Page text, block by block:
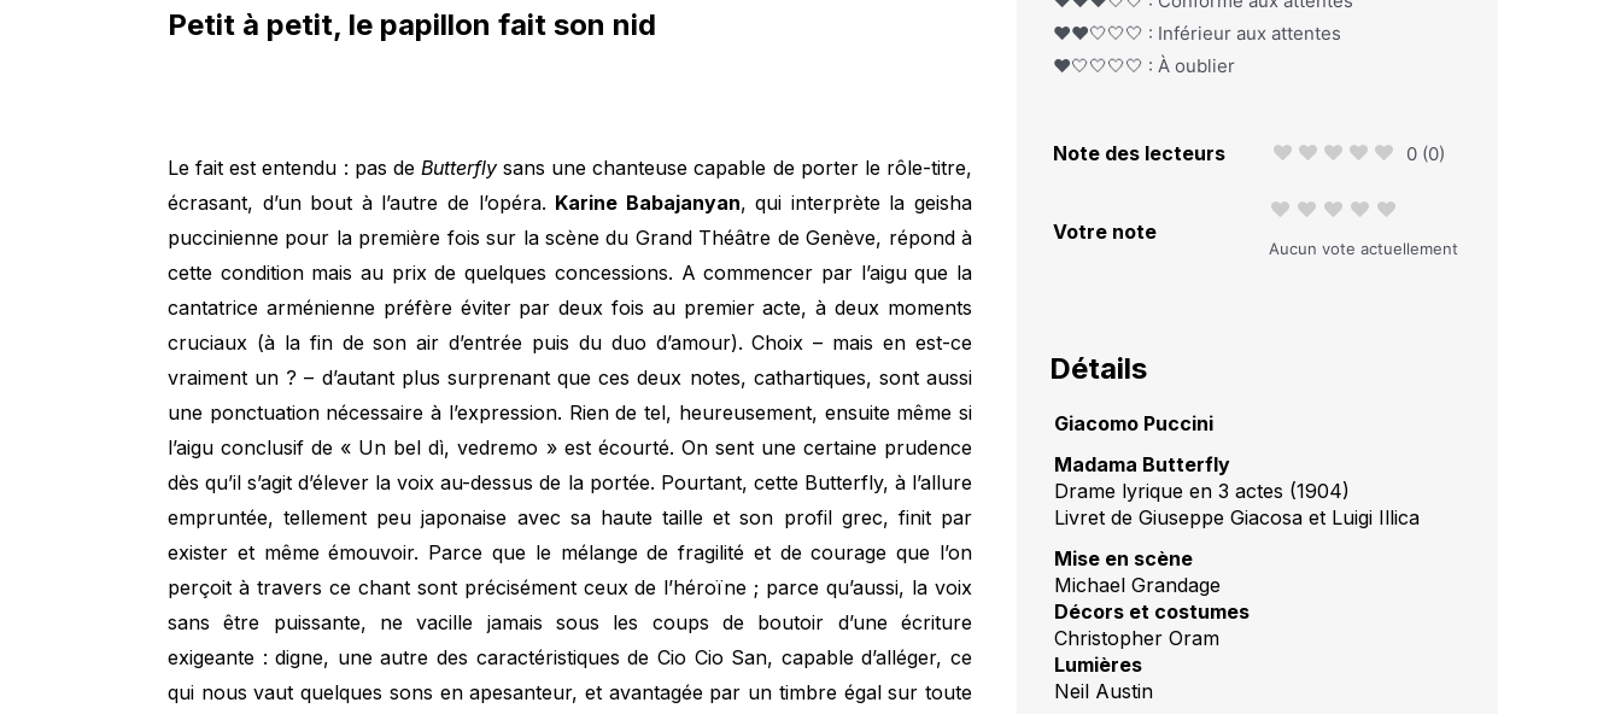
Petit à petit, le papillon fait son nid
Le fait est entendu : pas de Butterflysans une chanteuse capable de porter le rôle-titre,
écrasant, d’un bout à l’autre de l’opéra. Karine Babajanyan, qui interprète la geisha
puccinienne pour la première fois sur la scène du Grand Théâtre de Genève, répond à
cette condition mais au prix de quelques concessions. A commencer par l’aigu que la
cantatrice arménienne préfère éviter par deux fois au premier acte, à deux moments
cruciaux (à la fin de son air d’entrée puis du duo d’amour). Choix – mais en est-ce
vraiment un ? – d’autant plus surprenant que ces deux notes, cathartiques, sont aussi
une ponctuation nécessaire à l’expression. Rien de tel, heureusement, ensuite même si
l’aigu conclusif de « Un bel dì, vedremo » est écourté. On sent une certaine prudence
dès qu’il s’agit d’élever la voix au-dessus de la portée. Pourtant, cette Butterfly, à l’allure
empruntée, tellement peu japonaise avec sa haute taille et son profil grec, finit par
exister et même émouvoir. Parce que le mélange de fragilité et de courage que l’on
perçoit à travers ce chant sont précisément ceux de l’héroïne ; parce qu’aussi, la voix
sans être puissante, ne vacille jamais sous les coups de boutoir d’une écriture
exigeante : digne, une autre des caractéristiques de Cio Cio San, capable d’alléger, ce
qui nous vaut quelques sons en apesanteur, et avantagée par un timbre égal sur toute
❤️❤️🤍🤍🤍 : Inférieur aux attentes
❤️🤍🤍🤍🤍 : À oublier
Note des lecteurs 0 (0)
Votre note
Aucun vote actuellement
Détails
Giacomo Puccini
Madama Butterfly
Drame lyrique en 3 actes (1904)
Livret de Giuseppe Giacosa et Luigi Illica
Mise en scène
Michael Grandage
Décors et costumes
Christopher Oram
Lumières
Neil Austin